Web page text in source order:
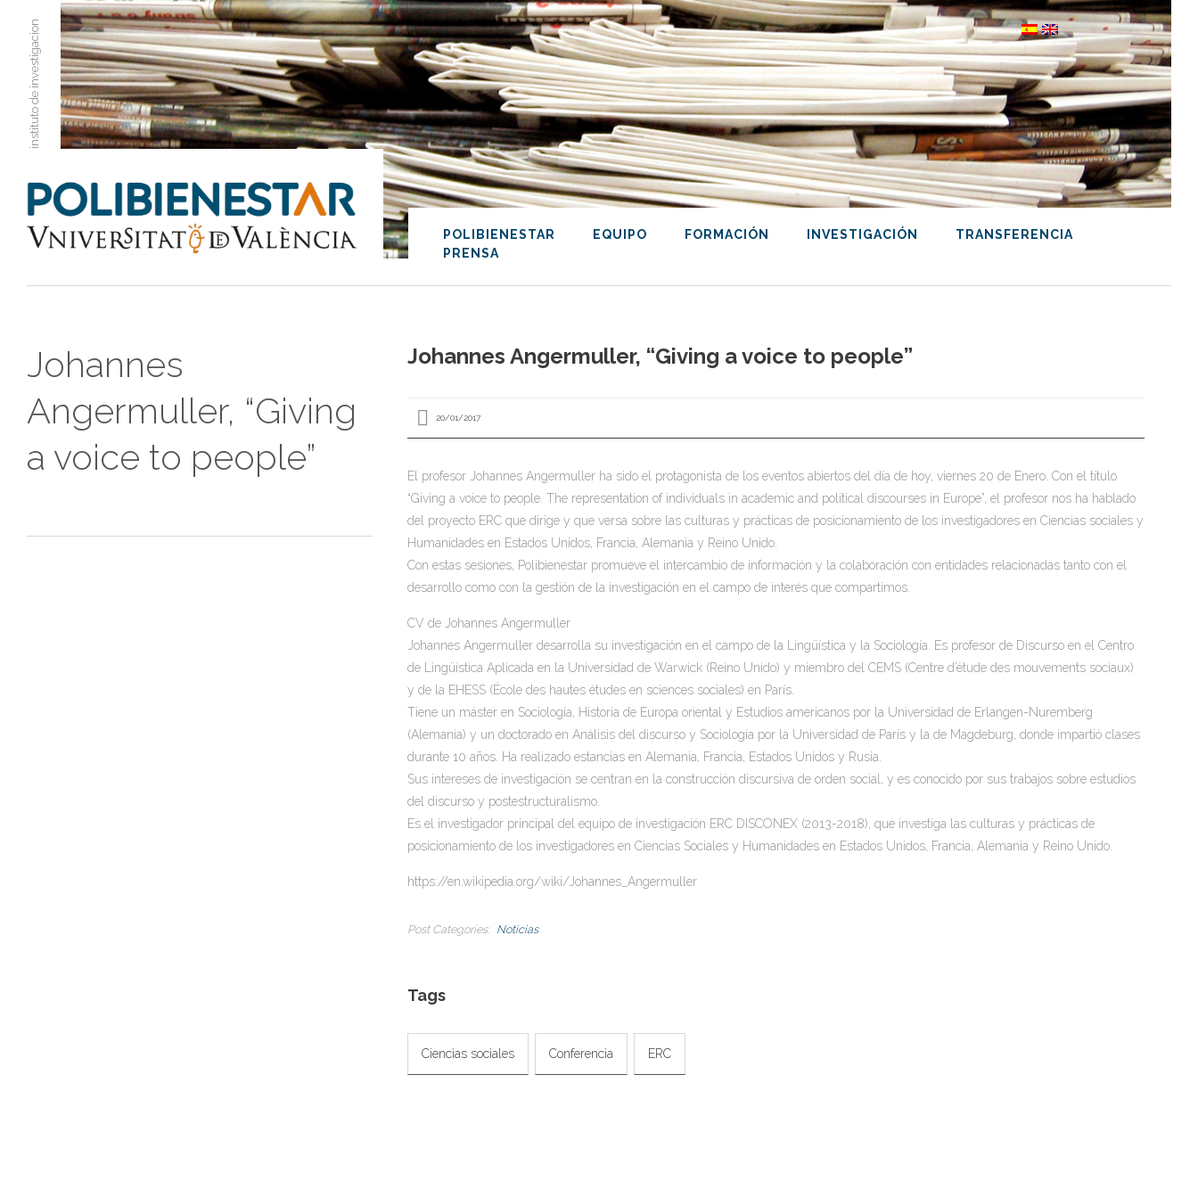
instituto de investigacion
POLIBIENESTAR EQUIPO FORMACIÓN INVESTIGACIÓN
TRANSFERENCIA
PRENSA
Johannes
Angermuller, “Giving
a voice to people”
Johannes Angermuller, “Giving a voice to people”
20/01/2017
El profesor Johannes Angermuller ha sido el protagonista de los eventos abiertos del día de hoy, viernes 20 de Enero. Con el título
“Giving a voice to people. The representation of individuals in academic and political discourses in Europe”, el profesor nos ha hablado
del proyecto ERC que dirige y que versa sobre las culturas y prácticas de posicionamiento de los investigadores en Ciencias sociales y
Humanidades en Estados Unidos, Francia, Alemania y Reino Unido.
Con estas sesiones, Polibienestar promueve el intercambio de información y la colaboración con entidades relacionadas tanto con el
desarrollo como con la gestión de la investigación en el campo de interés que compartimos.
CV de Johannes Angermuller
Johannes Angermuller desarrolla su investigación en el campo de la Lingüística y la Sociología. Es profesor de Discurso en el Centro
de Lingüística Aplicada en la Universidad de Warwick (Reino Unido) y miembro del CEMS (Centre d’étude des mouvements sociaux)
y de la EHESS (École des hautes études en sciences sociales) en París.
Tiene un máster en Sociología, Historia de Europa oriental y Estudios americanos por la Universidad de Erlangen-Nuremberg
(Alemania) y un doctorado en Análisis del discurso y Sociología por la Universidad de París y la de Magdeburg, donde impartió clases
durante 10 años. Ha realizado estancias en Alemania, Francia, Estados Unidos y Rusia.
Sus intereses de investigación se centran en la construcción discursiva de orden social, y es conocido por sus trabajos sobre estudios
del discurso y postestructuralismo.
Es el investigador principal del equipo de investigación ERC DISCONEX (2013-2018), que investiga las culturas y prácticas de
posicionamiento de los investigadores en Ciencias Sociales y Humanidades en Estados Unidos, Francia, Alemania y Reino Unido.
https://en.wikipedia.org/wiki/Johannes_Angermuller
Post Categories Noticias
Tags
Ciencias sociales Conferencia ERC